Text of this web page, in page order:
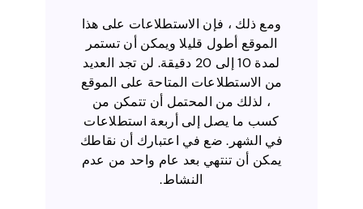
ومع ذلك ، فإن الاستطلاعات على هذا
الموقع أطول قليلا ويمكن أن تستمر
لمدة 10 إلى 20 دقيقة. لن تجد العديد
من الاستطلاعات المتاحة على الموقع
، لذلك من المحتمل أن تتمكن من
كسب ما يصل إلى أربعة استطلاعات
في الشهر. ضع في اعتبارك أن نقاطك
يمكن أن تنتهي بعد عام واحد من عدم
النشاط.